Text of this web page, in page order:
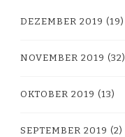
DEZEMBER 2019 (19)
NOVEMBER 2019 (32)
OKTOBER 2019 (13)
SEPTEMBER 2019 (2)